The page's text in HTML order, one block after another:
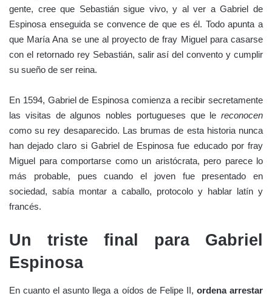
gente, cree que Sebastián sigue vivo, y al ver a Gabriel de
Espinosa enseguida se convence de que es él. Todo apunta a
que María Ana se une al proyecto de fray Miguel para casarse
con el retornado rey Sebastián, salir así del convento y cumplir
su sueño de ser reina.
En 1594, Gabriel de Espinosa comienza a recibir secretamente
las visitas de algunos nobles portugueses que le reconocen
como su rey desaparecido. Las brumas de esta historia nunca
han dejado claro si Gabriel de Espinosa fue educado por fray
Miguel para comportarse como un aristócrata, pero parece lo
más probable, pues cuando el joven fue presentado en
sociedad, sabía montar a caballo, protocolo y hablar latín y
francés.
Un triste final para Gabriel
Espinosa
En cuanto el asunto llega a oídos de Felipe II, ordena arrestar